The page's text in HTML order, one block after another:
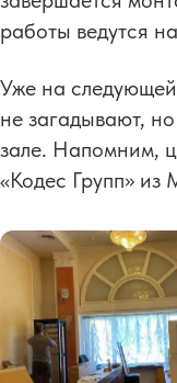
работы ведутся
Уже на
не загадывают,
зале. Напомним,
«Кодес Групп» из